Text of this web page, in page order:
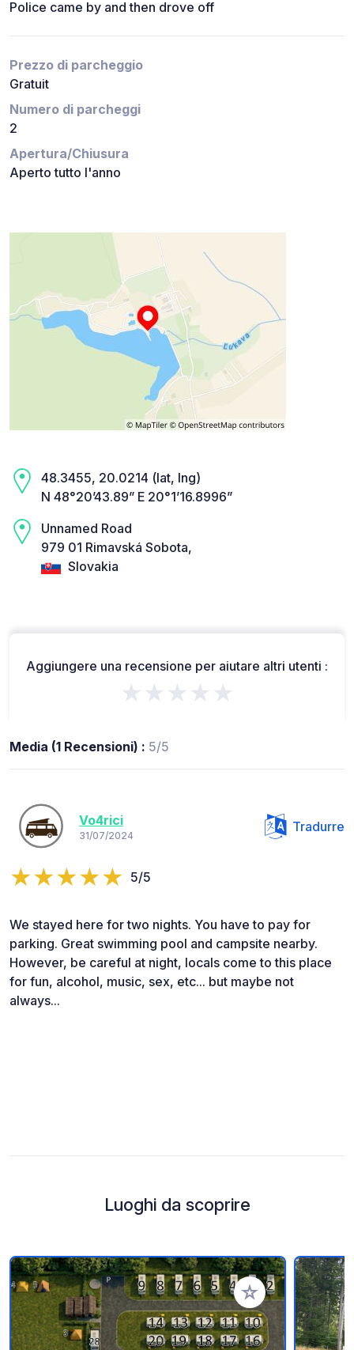
Police came by and then drove off
Prezzo di parcheggio
Gratuit
Numero di parcheggi
2
Apertura/Chiusura
Aperto tutto l'anno
48.3455, 20.0214 (lat, lng)
N 48°20’43.89” E 20°1’16.8996”
Unnamed Road
979 01 Rimavská Sobota,
Slovakia
Aggiungere una recensione per aiutare altri utenti :
★★★★★
Media (1 Recensioni) : 5/5
Vo4rici
31/07/2024
Tradurre
5/5
We stayed here for two nights. You have to pay for
parking. Great swimming pool and campsite nearby.
However, be careful at night, locals come to this place
for fun, alcohol, music, sex, etc... but maybe not
always...
Luoghi da scoprire
Aggiungi ai tuoi